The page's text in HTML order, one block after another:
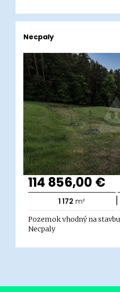
Necpaly
114 856,00 €
1 172 m² |
Pozemok vhodný na
Necpaly